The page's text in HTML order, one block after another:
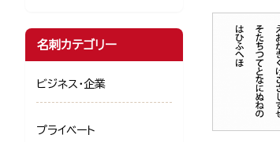
名刺カテゴリー
ビジネス・企業
プライベート